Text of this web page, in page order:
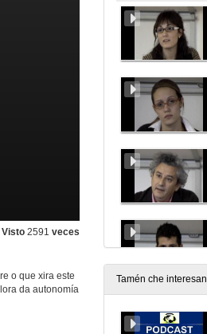
Visto 2591 veces
o que xira este
da autonomía
Tamén che interesan